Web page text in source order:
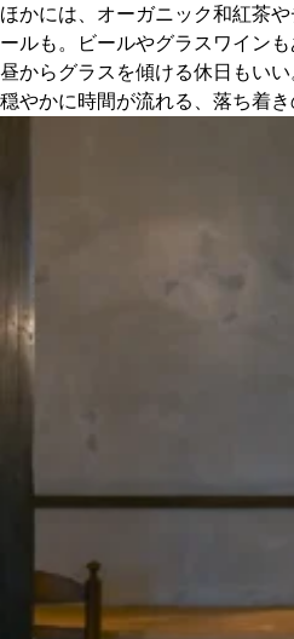
ほかには、オーガニック和紅茶
ールも。ビールやグラスワイン
昼からグラスを傾ける休日もいい
穏やかに時間が流れる、落ち着き